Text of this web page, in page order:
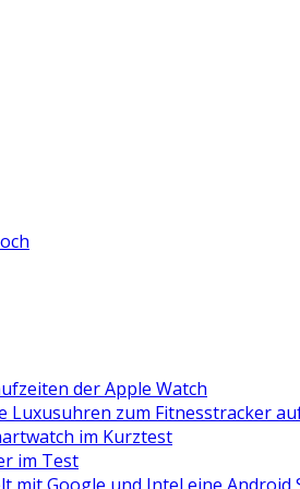
der Apple Watch
Luxusuhren zum Fitnesstracker
im Kurztest
im Test